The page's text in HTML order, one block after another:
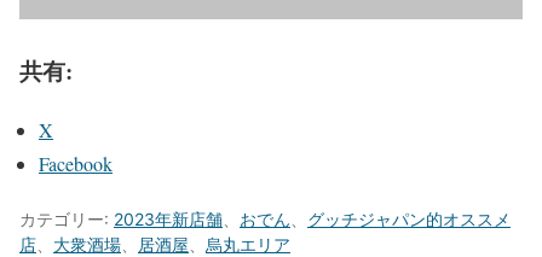
共有:
X
Facebook
カテゴリー: 2023年新店舗 おでん
グッチジャパン的オススメ
店
大衆酒場 居酒屋 烏丸エリア